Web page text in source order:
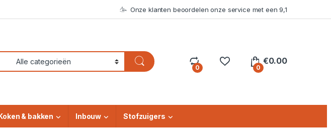
Onze klanten beoordelen onze service met een 9,1
0 0
€0.00
& bakken Inbouw Stofzuigers